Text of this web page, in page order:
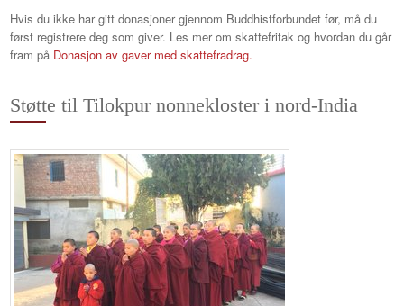
Hvis du ikke har gitt donasjoner gjennom Buddhistforbundet før, må du
først registrere deg som giver. Les mer om skattefritak og hvordan du går
fram på Donasjon av gaver med skattefradrag.
Støtte til Tilokpur nonnekloster i nord-India